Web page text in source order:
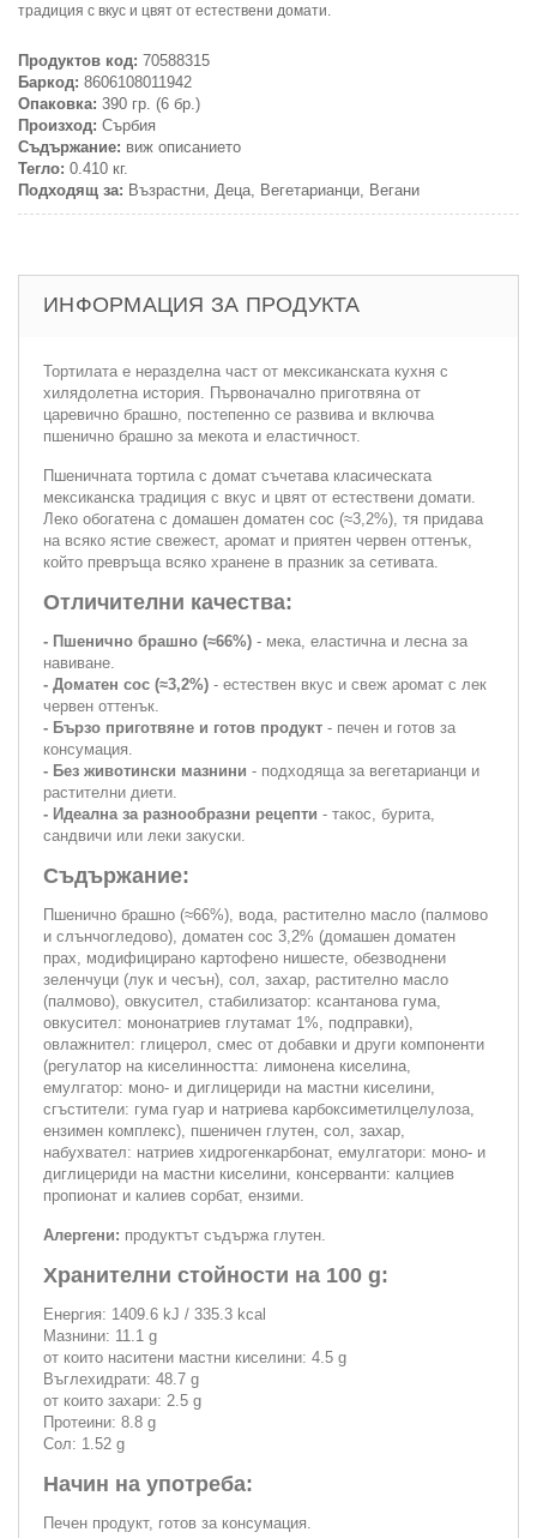
традиция с вкус и цвят от естествени домати.
Продуктов код: 70588315
Баркод: 8606108011942
Опаковка: 390 гр. (6 бр.)
Произход: Сърбия
Съдържание: виж описанието
Тегло: 0.410 кг.
Подходящ за: Възрастни, Деца, Вегетарианци, Вегани
ИНФОРМАЦИЯ ЗА ПРОДУКТА
Тортилата е неразделна част от мексиканската кухня с
хилядолетна история. Първоначално приготвяна от
царевично брашно, постепенно се развива и включва
пшенично брашно за мекота и еластичност.
Пшеничната тортила с домат съчетава класическата
мексиканска традиция с вкус и цвят от естествени домати.
Леко обогатена с домашен доматен сос (≈3,2%), тя придава
на всяко ястие свежест, аромат и приятен червен оттенък,
който превръща всяко хранене в празник за сетивата.
Отличителни качества:
- Пшенично брашно (≈66%) - мека, еластична и лесна за
навиване.
- Доматен сос (≈3,2%) - естествен вкус и свеж аромат с лек
червен оттенък.
- Бързо приготвяне и готов продукт - печен и готов за
консумация.
- Без животински мазнини - подходяща за вегетарианци и
растителни диети.
- Идеална за разнообразни рецепти - такос, бурита,
сандвичи или леки закуски.
Съдържание:
Пшенично брашно (≈66%), вода, растително масло (палмово
и слънчогледово), доматен сос 3,2% (домашен доматен
прах, модифицирано картофено нишесте, обезводнени
зеленчуци (лук и чесън), сол, захар, растително масло
(палмово), овкусител, стабилизатор: ксантанова гума,
овкусител: мононатриев глутамат 1%, подправки),
овлажнител: глицерол, смес от добавки и други компоненти
(регулатор на киселинността: лимонена киселина,
емулгатор: моно- и диглицериди на мастни киселини,
сгъстители: гума гуар и натриева карбоксиметилцелулоза,
ензимен комплекс), пшеничен глутен, сол, захар,
набухвател: натриев хидрогенкарбонат, емулгатори: моно- и
диглицериди на мастни киселини, консерванти: калциев
пропионат и калиев сорбат, ензими.
Алергени: продуктът съдържа глутен.
Хранителни стойности на 100 g:
Енергия: 1409.6 kJ / 335.3 kcal
Мазнини: 11.1 g
от които наситени мастни киселини: 4.5 g
Въглехидрати: 48.7 g
от които захари: 2.5 g
Протеини: 8.8 g
Сол: 1.52 g
Начин на употреба:
Печен продукт, готов за консумация.